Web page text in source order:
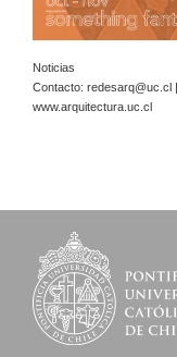
Noticias
Contacto: redesarq@uc.cl
www.arquitectura.uc.cl